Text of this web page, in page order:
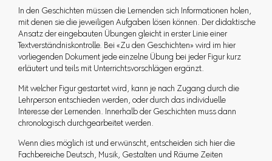
In den Geschichten müssen die Lernenden sich Informationen holen,
mit denen sie die jeweiligen Aufgaben lösen können. Der didaktische
Ansatz der eingebauten Übungen gleicht in erster Linie einer
Textverständniskontrolle. Bei «Zu den Geschichten» wird im hier
vorliegenden Dokument jede einzelne Übung bei jeder Figur kurz
erläutert und teils mit Unterrichtsvorschlägen ergänzt.
Mit welcher Figur gestartet wird, kann je nach Zugang durch die
Lehrperson entschieden werden, oder durch das individuelle
Interesse der Lernenden. Innerhalb der Geschichten muss dann
chronologisch durchgearbeitet werden.
Wenn dies möglich ist und erwünscht, entscheiden sich hier die
Fachbereiche Deutsch, Musik, Gestalten und Räume Zeiten